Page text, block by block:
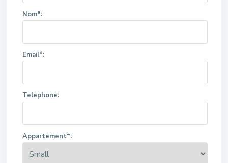
Nom*:
Email*:
Telephone:
Appartement*: